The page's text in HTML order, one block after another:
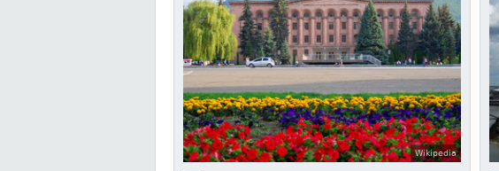
Wikipedia